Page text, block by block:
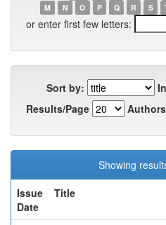
M
N O P Q R S
or enter first few letters:
Sort by:
Results/Page
Showing
Issue
Date
Title